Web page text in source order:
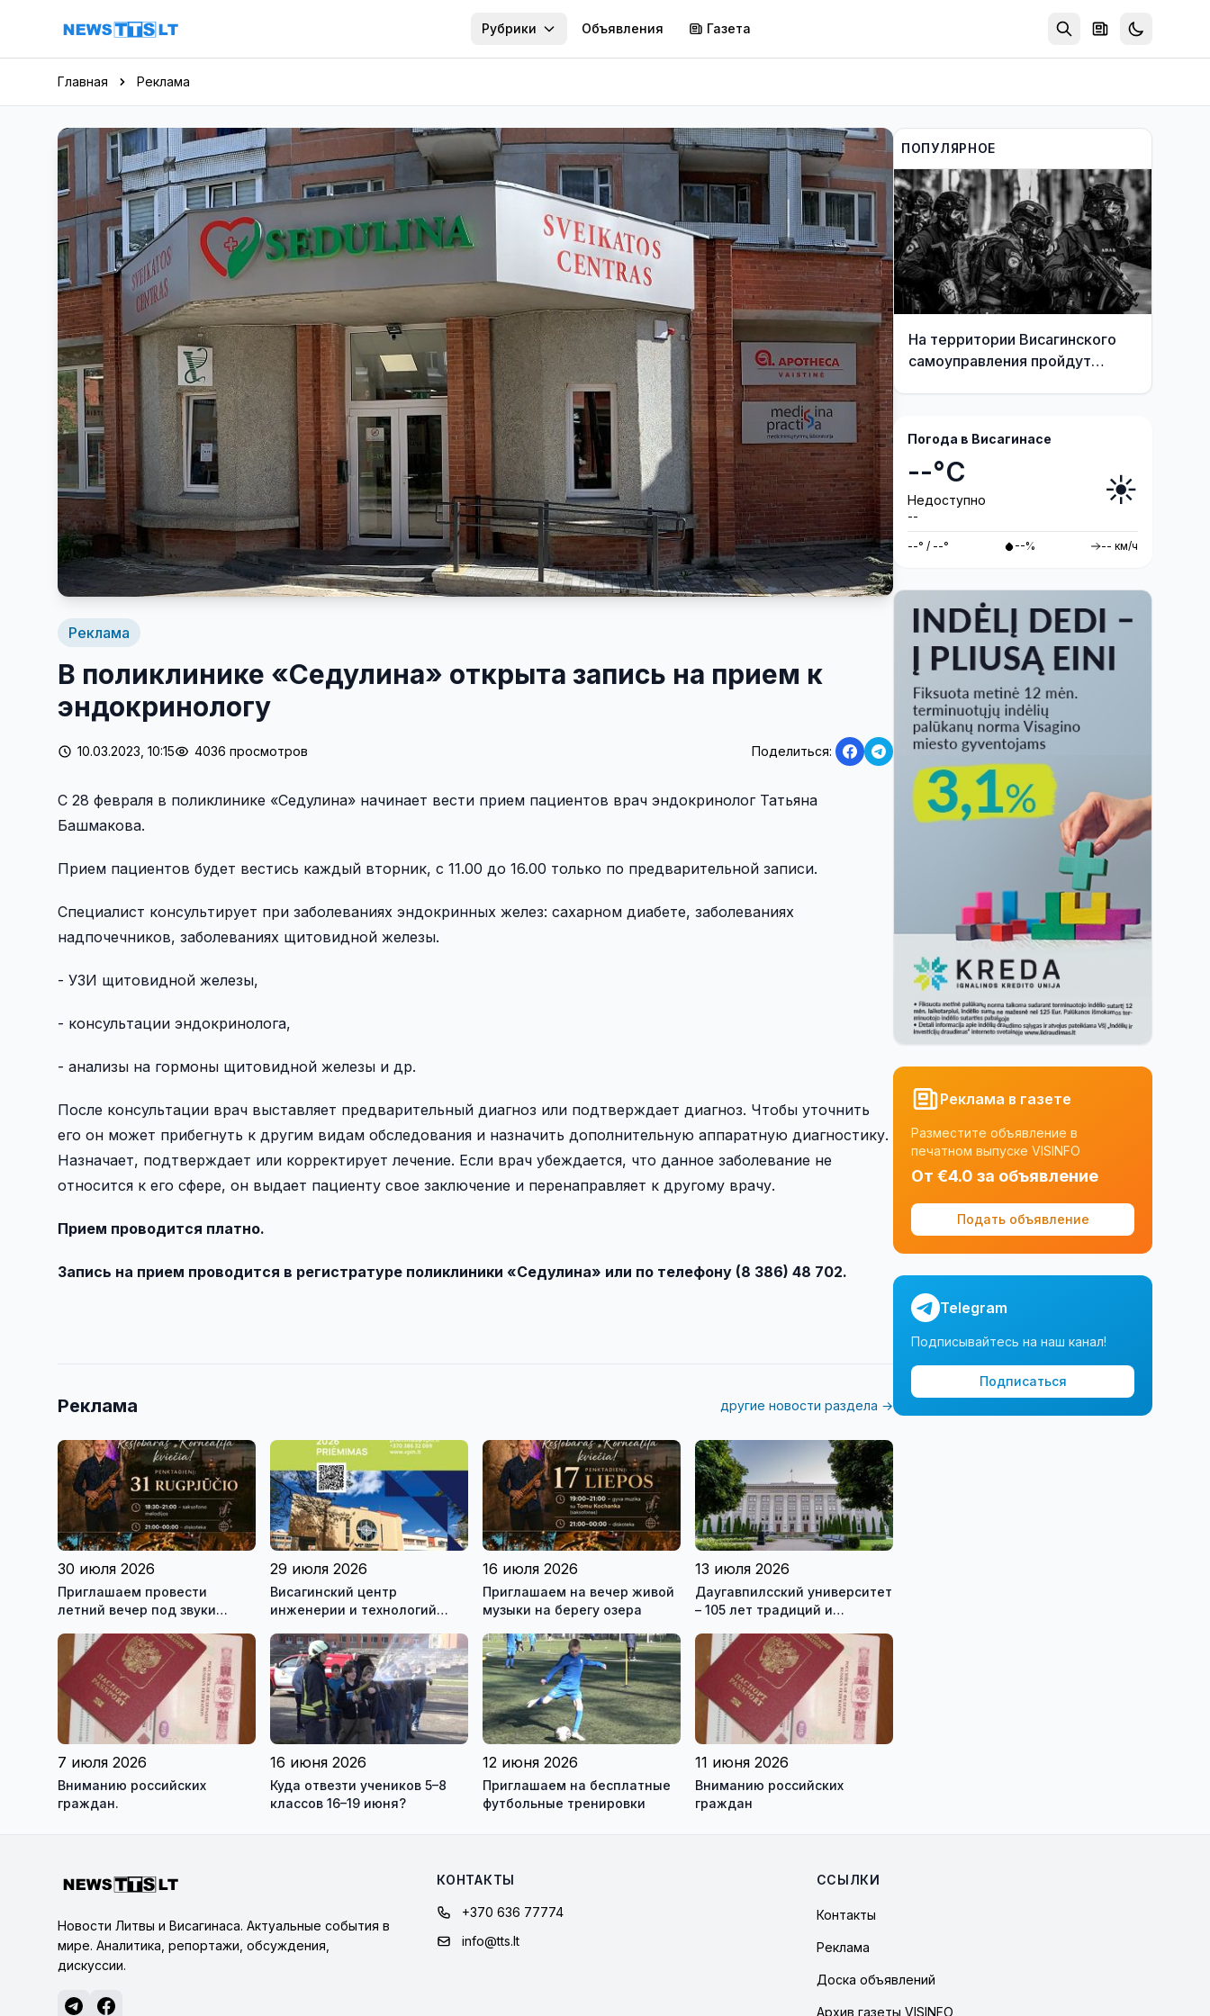
Перейти к содержимому
Рубрики Объявления Газета
Главная Реклама
Реклама
В поликлинике «Седулина» открыта запись на прием к
эндокринологу
10.03.2023, 10:15 4036 просмотров Поделиться:
С 28 февраля в поликлинике «Седулина» начинает вести прием пациентов врач эндокринолог Татьяна
Башмакова.
Прием пациентов будет вестись каждый вторник, с 11.00 до 16.00 только по предварительной записи.
Специалист консультирует при заболеваниях эндокринных желез: сахарном диабете, заболеваниях
надпочечников, заболеваниях щитовидной железы.
- УЗИ щитовидной железы,
- консультации эндокринолога,
- анализы на гормоны щитовидной железы и др.
После консультации врач выставляет предварительный диагноз или подтверждает диагноз. Чтобы уточнить
его он может прибегнуть к другим видам обследования и назначить дополнительную аппаратную диагностику.
Назначает, подтверждает или корректирует лечение. Если врач убеждается, что данное заболевание не
относится к его сфере, он выдает пациенту свое заключение и перенаправляет к другому врачу.
Прием проводится платно.
Запись на прием проводится в регистратуре поликлиники «Седулина» или по телефону (8 386) 48 702.
Реклама другие новости раздела →
30 июля 2026
Приглашаем провести
летний вечер под звуки
озера!
29 июля 2026
Висагинский центр
инженерии и технологий
16 июля 2026
Приглашаем на вечер живой
музыки на берегу озера
13 июля 2026
Даугавпилсский университет
– 105 лет традиций и
для студентов
7 июля 2026
Вниманию российских
граждан.
16 июня 2026
Куда отвезти учеников 5–8
классов 16–19 июня?
12 июня 2026
Приглашаем на бесплатные
футбольные тренировки
11 июня 2026
Вниманию российских
граждан
ПОПУЛЯРНОЕ
На территории Висагинского
самоуправления пройдут
Погода в Висагинасе
--°C
Недоступно
--
☀️
--° / --° --% -- км/ч
Реклама в газете
Разместите объявление в
печатном выпуске VISINFO
От €4.0 за объявление
Подать объявление
Telegram
Подписывайтесь на наш канал!
Подписаться
Новости Литвы и Висагинаса. Актуальные события в
мире. Аналитика, репортажи, обсуждения,
дискуссии.
КОНТАКТЫ
+370 636 77774
info@tts.lt
ССЫЛКИ
Контакты
Реклама
Доска объявлений
Архив газеты VISINFO